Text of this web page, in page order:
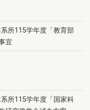
所115学年度「教育部
宜
所115学年度「国家科